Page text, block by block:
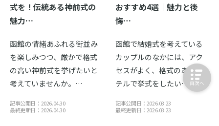
式を！伝統ある神前式の
魅力…
函館の情緒あふれる街並み
を楽しみつつ、厳かで格式
の高い神前式を挙げたいと
考えていませんか。…
記事公開日：2026.04.30
最終更新日：2026.04.30
おすすめ4選｜魅力と後
悔…
函館で結婚式を考えている
カップルのなかには、アク
セスがよく、格式のあるホ
テルで挙式をしたい…
記事公開日：2026.03.23
最終更新日：2026.03.23
目次へ